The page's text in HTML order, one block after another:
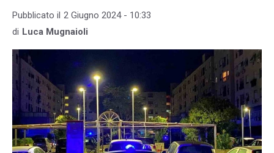
Pubblicato il 2 Giugno 2024 - 10:33
di Luca Mugnaioli